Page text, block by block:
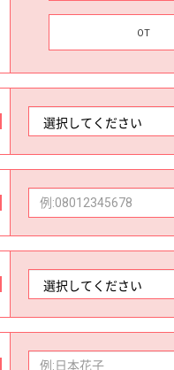
OT